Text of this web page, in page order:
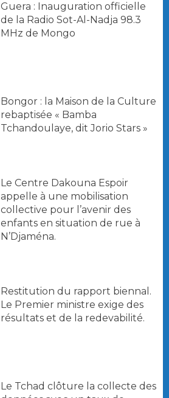
Guera : Inauguration officielle
de la Radio Sot-Al-Nadja 98.3
MHz de Mongo
Bongor : la Maison de la Culture
rebaptisée « Bamba
Tchandoulaye, dit Jorio Stars »
Le Centre Dakouna Espoir
appelle à une mobilisation
collective pour l’avenir des
enfants en situation de rue à
N’Djaména.
Restitution du rapport biennal.
Le Premier ministre exige des
résultats et de la redevabilité.
Le Tchad clôture la collecte des